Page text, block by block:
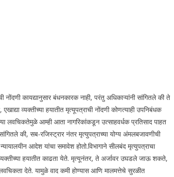
नोंदणी कायद्यानुसार बंधनकारक नाही, परंतु अधिकाऱ्यांनी सांगितले की ते
व्यक्तीच्या हयातीत मृत्यूपत्राची नोंदणी कोणत्याही उपनिबंधक
लवचिकतेमुळे आम्ही आता नागरिकांकडून उत्साहवर्धक प्रतिसाद पाहत
की, सब-रजिस्ट्रार नंतर मृत्युपत्राच्या योग्य अंमलबजावणीची
आदेश यांचा समावेश होतो.विभागाने सीलबंद मृत्युपत्राचा
हयातीत काढता येते. मृत्यूनंतर, ते अर्जावर उघडले जाऊ शकते,
देते. यामुळे वाद कमी होण्यास आणि मालमत्तेचे सुरळीत